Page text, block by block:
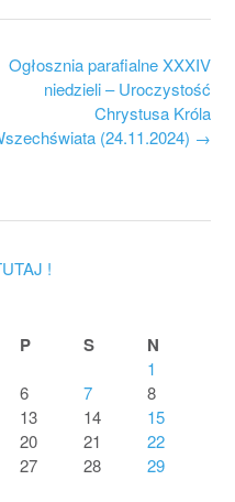
Ogłosznia parafialne XXXIV
niedzieli – Uroczystość
Chrystusa Króla
(24.11.2024) →
!
P S N
1
6 7
8
13 14
15
20 21
22
27 28
29